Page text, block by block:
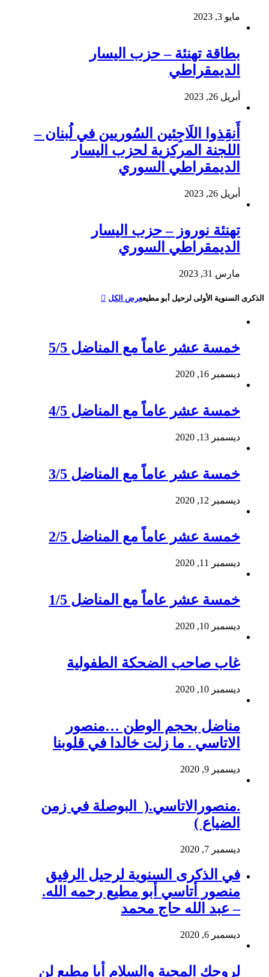
مايو 3, 2023
بطاقة تهنئة – حزب اليسار
الديمقراطي
أبريل 26, 2023
أَنقِذوا اللَاجِئين السُوريين في لُبنان –
اللجنة المركزية لحزب اليسار
الديمقراطي السوري
أبريل 26, 2023
تهنئة نوروز – حزب اليسار
الديمقراطي السوري
مارس 31, 2023
الذكرى السنوية الأولى لرحيل أبو مطيععرض الكل
خمسة عشر عاماً مع المناضل 5/5
ديسمبر 16, 2020
خمسة عشر عاماً مع المناضل 4/5
ديسمبر 13, 2020
خمسة عشر عاماً مع المناضل 3/5
ديسمبر 12, 2020
خمسة عشر عاماً مع المناضل 2/5
ديسمبر 11, 2020
خمسة عشر عاماً مع المناضل 1/5
ديسمبر 10, 2020
غاب صاحب الضحكة الطفولية
ديسمبر 10, 2020
مناضل بحجم الوطن …منصور
الاتاسي . ما زلت خالدا في قلوبنا
ديسمبر 9, 2020
.منصورالاتاسي.( البوصلة في زمن
الضياع )
ديسمبر 7, 2020
في الذكرى السنوية لرحيل الرفيق
منصور أتاسي أبو مطيع رحمه الله.
– عبد الله حاج محمد
ديسمبر 6, 2020
لروحك المحبة والسلام أبا مطيع لن